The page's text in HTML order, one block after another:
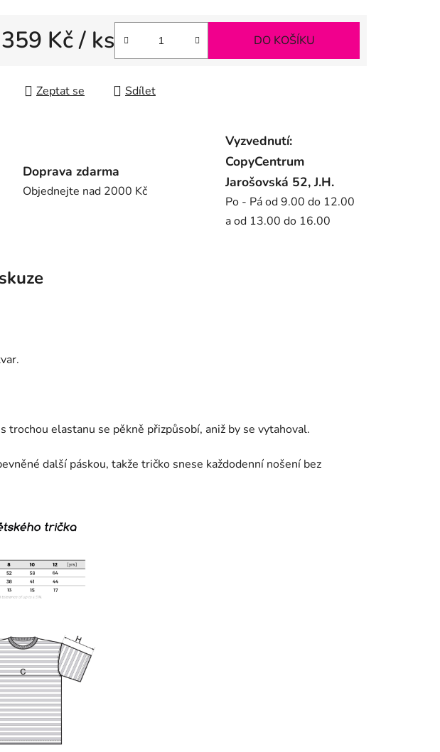
359 Kč/ ks DO KOŠÍKU
Zeptat se Sdílet
Doprava zdarma
Objednejte nad 2000 Kč
Vyzvednutí:
CopyCentrum
Jarošovská 52, J.H.
Po - Pá od 9.00 do 12.00
a od 13.00 do 16.00
elastanu se pěkně přizpůsobí, aniž by se vytahoval.
další páskou, takže tričko snese každodenní nošení bez